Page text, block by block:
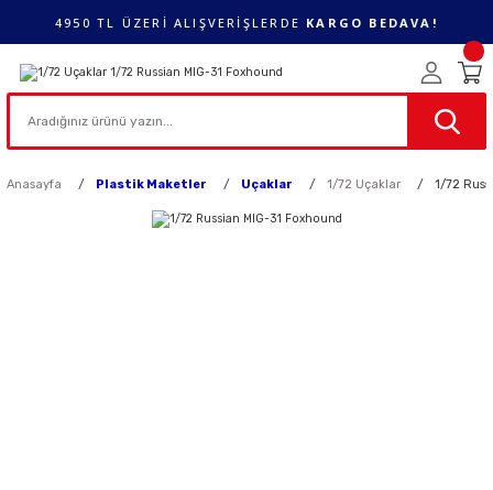
4950 TL ÜZERİ ALIŞVERİŞLERDE KARGO BEDAVA!
Anasayfa Plastik Maketler Uçaklar 1/72 Uçaklar 1/72